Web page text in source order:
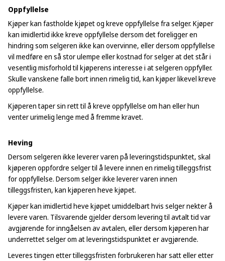
Oppfyllelse
Kjøper kan fastholde kjøpet og kreve oppfyllelse fra selger. Kjøper
kan imidlertid ikke kreve oppfyllelse dersom det foreligger en
hindring som selgeren ikke kan overvinne, eller dersom oppfyllelse
vil medføre en så stor ulempe eller kostnad for selger at det står i
vesentlig misforhold til kjøperens interesse i at selgeren oppfyller.
Skulle vanskene falle bort innen rimelig tid, kan kjøper likevel kreve
oppfyllelse.
Kjøperen taper sin rett til å kreve oppfyllelse om han eller hun
venter urimelig lenge med å fremme kravet.
Heving
Dersom selgeren ikke leverer varen på leveringstidspunktet, skal
kjøperen oppfordre selger til å levere innen en rimelig tilleggsfrist
for oppfyllelse. Dersom selger ikke leverer varen innen
tilleggsfristen, kan kjøperen heve kjøpet.
Kjøper kan imidlertid heve kjøpet umiddelbart hvis selger nekter å
levere varen. Tilsvarende gjelder dersom levering til avtalt tid var
avgjørende for inngåelsen av avtalen, eller dersom kjøperen har
underrettet selger om at leveringstidspunktet er avgjørende.
Leveres tingen etter tilleggsfristen forbrukeren har satt eller etter